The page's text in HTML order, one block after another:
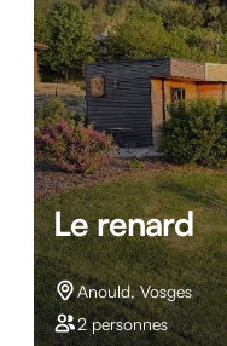
Le renard
Anould, Vosges
2 personnes